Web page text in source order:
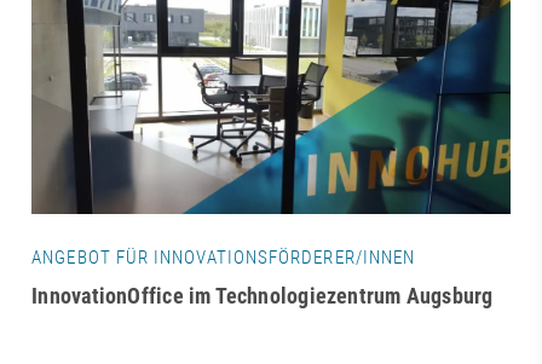
ANGEBOT FÜR INNOVATIONSFÖRDERER/INNEN
InnovationOffice im Technologiezentrum Augsburg